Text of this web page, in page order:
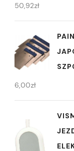
50,92zł
6,00zł